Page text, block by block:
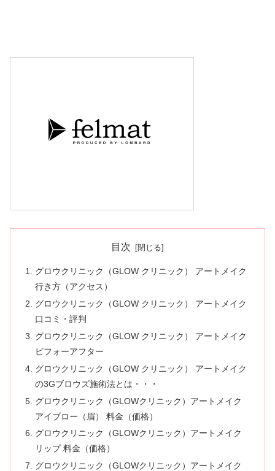
目次
グロウクリニック（GLOW クリニック） アートメイク
行き方（アクセス）
グロウクリニック（GLOW クリニック） アートメイク
口コミ・評判
グロウクリニック（GLOW クリニック） アートメイク
ビフォーアフター
グロウクリニック（GLOW クリニック） アートメイク
の3Gブロウズ施術法とは・・・
グロウクリニック（GLOWクリニック）アートメイク
アイブロー（眉） 料金（価格）
グロウクリニック（GLOWクリニック）アートメイク
リップ 料金（価格）
グロウクリニック（GLOWクリニック）アートメイク